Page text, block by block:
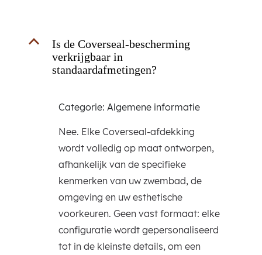
B
Is de Coverseal-bescherming
verkrijgbaar in
standaardafmetingen?
Categorie: Algemene informatie
Nee. Elke Coverseal-afdekking
wordt volledig op maat ontworpen,
afhankelijk van de specifieke
kenmerken van uw zwembad, de
omgeving en uw esthetische
voorkeuren. Geen vast formaat: elke
configuratie wordt gepersonaliseerd
tot in de kleinste details, om een